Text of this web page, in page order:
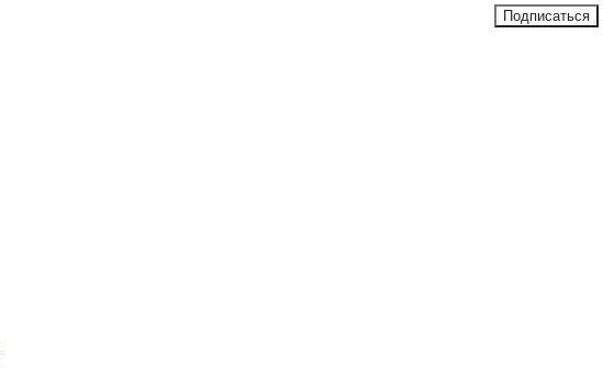
Подписаться